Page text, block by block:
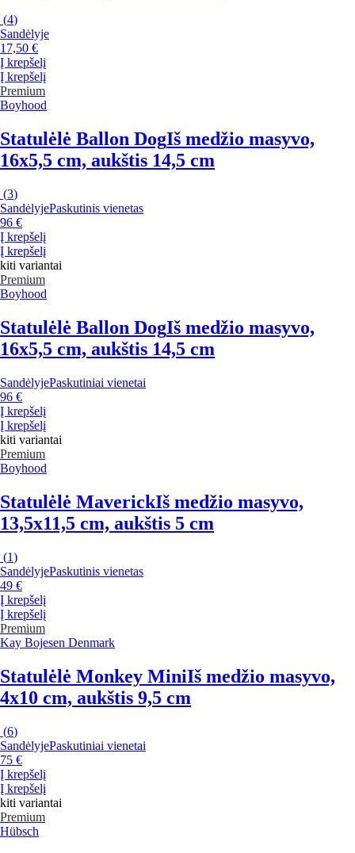
(4)
Sandėlyje
17,50 €
Į krepšelį
Į krepšelį
Premium
Boyhood
Statulėlė Ballon DogIš medžio masyvo,
16x5,5 cm, aukštis 14,5 cm
(3)
SandėlyjePaskutinis vienetas
96 €
Į krepšelį
Į krepšelį
kiti variantai
Premium
Boyhood
Statulėlė Ballon DogIš medžio masyvo,
16x5,5 cm, aukštis 14,5 cm
SandėlyjePaskutiniai vienetai
96 €
Į krepšelį
Į krepšelį
kiti variantai
Premium
Boyhood
Statulėlė MaverickIš medžio masyvo,
13,5x11,5 cm, aukštis 5 cm
(1)
SandėlyjePaskutinis vienetas
49 €
Į krepšelį
Į krepšelį
Premium
Kay Bojesen Denmark
Statulėlė Monkey MiniIš medžio masyvo,
4x10 cm, aukštis 9,5 cm
(6)
SandėlyjePaskutiniai vienetai
75 €
Į krepšelį
Į krepšelį
kiti variantai
Premium
Hübsch